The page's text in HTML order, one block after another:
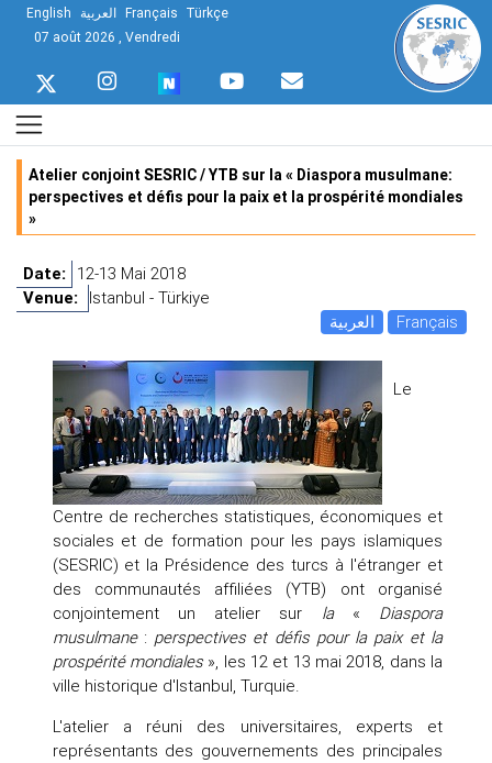
English العربية Français Türkçe
07 août 2026 , Vendredi
Atelier conjoint SESRIC / YTB sur la « Diaspora musulmane:
perspectives et défis pour la paix et la prospérité mondiales
»
Date: 12-13 Mai 2018
Venue: Istanbul - Türkiye
العربية
Français
Le
Centre de recherches statistiques, économiques et
sociales et de formation pour les pays islamiques
(SESRIC) et la Présidence des turcs à l'étranger et
des communautés affiliées (YTB) ont organisé
conjointement un atelier sur la « Diaspora
musulmane : perspectives et défis pour la paix et la
prospérité mondiales», les 12 et 13 mai 2018, dans la
ville historique d'Istanbul, Turquie.
L'atelier a réuni des universitaires, experts et
représentants des gouvernements des principales